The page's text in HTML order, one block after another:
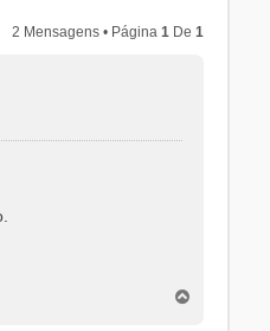
2 Mensagens • Página1 De1